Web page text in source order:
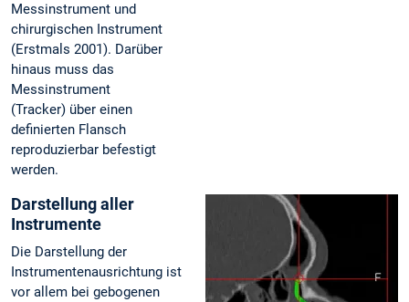
Messinstrument und
chirurgischen Instrument
(Erstmals 2001). Darüber
hinaus muss das
Messinstrument
(Tracker) über einen
definierten Flansch
reproduzierbar befestigt
werden.
Darstellung aller
Instrumente
Die Darstellung der
Instrumentenausrichtung ist
vor allem bei gebogenen